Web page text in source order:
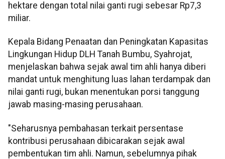
hektare dengan total nilai ganti rugi sebesar Rp7,3
miliar.
Kepala Bidang Penaatan dan Peningkatan Kapasitas
Lingkungan Hidup DLH Tanah Bumbu, Syahrojat,
menjelaskan bahwa sejak awal tim ahli hanya diberi
mandat untuk menghitung luas lahan terdampak dan
nilai ganti rugi, bukan menentukan porsi tanggung
jawab masing-masing perusahaan.
"Seharusnya pembahasan terkait persentase
kontribusi perusahaan dibicarakan sejak awal
pembentukan tim ahli. Namun, sebelumnya pihak